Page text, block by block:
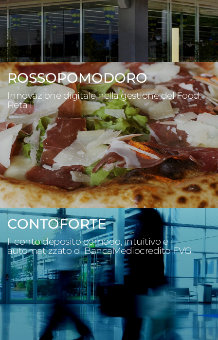
ROSSOPOMODORO
Innovazione digitale nella gestione del Food
Retail
CONTOFORTE
Il conto deposito comodo, intuitivo e
automatizzato di BancaMediocredito FVG